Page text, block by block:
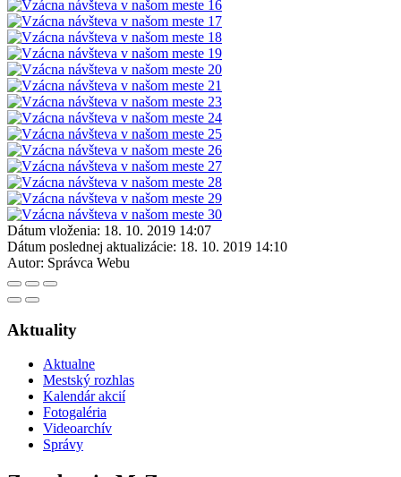
Dátum vloženia: 18. 10. 2019 14:07
Dátum poslednej aktualizácie: 18. 10. 2019 14:10
Autor: Správca Webu
Aktuality
Aktualne
Mestský rozhlas
Kalendár akcií
Fotogaléria
Videoarchív
Správy